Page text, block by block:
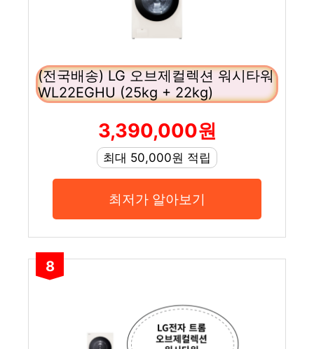
(전국배송) LG 오브제컬렉션 워시타워
WL22EGHU (25kg + 22kg)
3,390,000원
최대 50,000원 적립
최저가 알아보기
8